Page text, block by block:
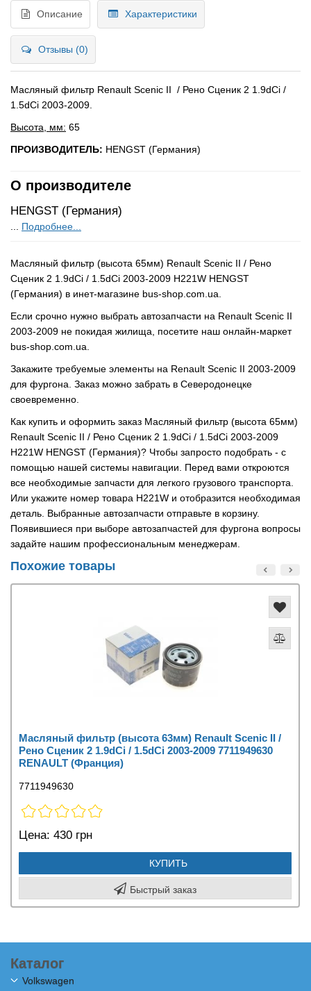
Описание Характеристики
Отзывы (0)
Масляный фильтр Renault Scenic II / Рено Сценик 2 1.9dCi /
1.5dCi 2003-2009.
Высота, мм: 65
ПРОИЗВОДИТЕЛЬ: HENGST (Германия)
О производителе
HENGST (Германия)
Подробнее...
Масляный фильтр (высота 65мм) Renault Scenic II / Рено
Сценик 2 1.9dCi / 1.5dCi 2003-2009 H221W HENGST
(Германия) в инет-магазине bus-shop.com.ua.
Если срочно нужно выбрать автозапчасти на Renault Scenic II
2003-2009 не покидая жилища, посетите наш онлайн-маркет
bus-shop.com.ua.
Закажите требуемые элементы на Renault Scenic II 2003-2009
для фургона. Заказ можно забрать в Северодонецке
своевременно.
Как купить и оформить заказ Масляный фильтр (высота 65мм)
Renault Scenic II / Рено Сценик 2 1.9dCi / 1.5dCi 2003-2009
H221W HENGST (Германия)? Чтобы запросто подобрать - с
помощью нашей системы навигации. Перед вами откроются
все необходимые запчасти для легкого грузового транспорта.
Или укажите номер товара H221W и отобразится необходимая
деталь. Выбранные автозапчасти отправьте в корзину.
Появившиеся при выборе автозапчастей для фургона вопросы
задайте нашим профессиональным менеджерам.
Похожие товары
Масляный фильтр (высота 63мм) Renault Scenic II /
Рено Сценик 2 1.9dCi / 1.5dCi 2003-2009 7711949630
RENAULT (Франция)
7711949630
Цена: 430 грн
КУПИТЬ
Быстрый заказ
Каталог
Volkswagen